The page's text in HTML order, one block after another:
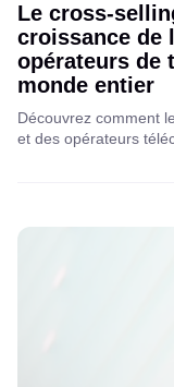
Le cross-
croissance de
opérateurs de
monde entier
Découvrez comment
et des opérateurs